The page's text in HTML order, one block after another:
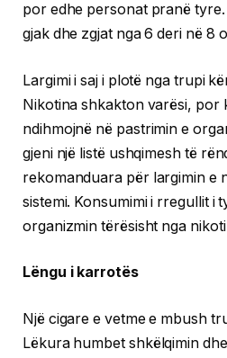
por edhe personat pranë
gjak dhe zgjat nga 6 deri në 8
Largimi i saj i plotë nga trupi
Nikotina shkakton varësi, por
ndihmojnë në pastrimin e
gjeni një listë ushqimesh të
rekomanduara për largimin e
sistemi. Konsumimi i rregullit i
organizmin tërësisht nga
Lëngu i karrotës
Një cigare e vetme e mbush
Lëkura humbet shkëlqimin